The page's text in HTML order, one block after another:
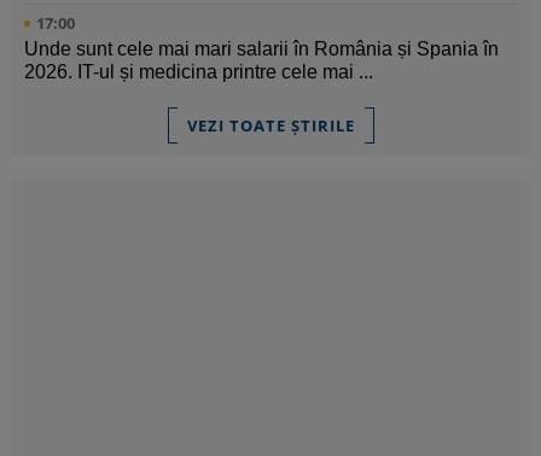
17:00
Unde sunt cele mai mari salarii în România și Spania în
2026. IT-ul și medicina printre cele mai ...
VEZI TOATE ȘTIRILE